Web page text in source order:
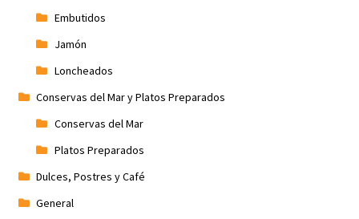
Embutidos
Jamón
Loncheados
Conservas del Mar y Platos Preparados
Conservas del Mar
Platos Preparados
Dulces, Postres y Café
General